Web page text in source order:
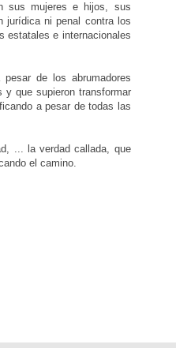
sus mujeres e hijos, sus
jurídica ni penal contra los
estatales e internacionales
de los abrumadores
que supieron transformar
a pesar de todas las
... la verdad callada, que
el camino.